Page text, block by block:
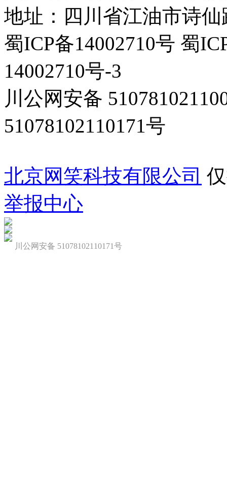
地址：四川省江油市诗仙
蜀ICP备14002710号 蜀
14002710号-3
川公网安备
51078102110171号
北京网笑科技有限公司
举报中心
川公网安备 51078102110171号